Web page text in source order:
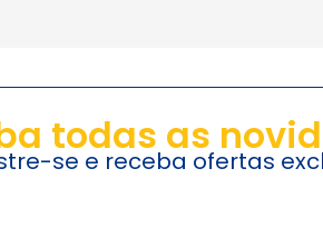
todas as
se e receba ofertas